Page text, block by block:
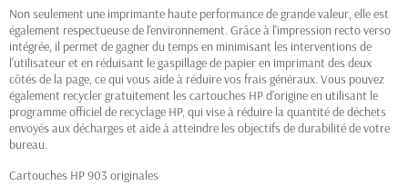
Non seulement une imprimante haute performance de grande valeur, elle est
également respectueuse de l'environnement. Grâce à l'impression recto verso
intégrée, il permet de gagner du temps en minimisant les interventions de
l'utilisateur et en réduisant le gaspillage de papier en imprimant des deux
côtés de la page, ce qui vous aide à réduire vos frais généraux. Vous pouvez
également recycler gratuitement les cartouches HP d'origine en utilisant le
programme officiel de recyclage HP, qui vise à réduire la quantité de déchets
envoyés aux décharges et aide à atteindre les objectifs de durabilité de votre
bureau.
Cartouches HP 903 originales